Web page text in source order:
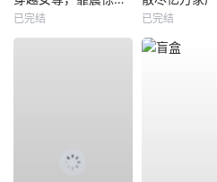
已完结 已完结